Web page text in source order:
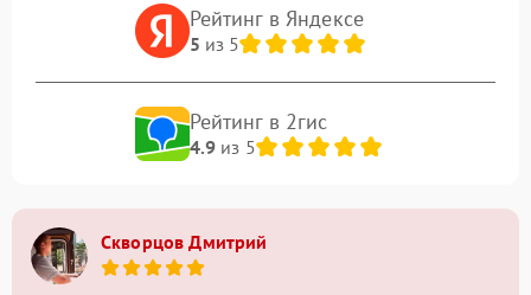
Рейтинг в Яндексе
5 из 5
Рейтинг в 2гис
4.9из 5
Скворцов Дмитрий